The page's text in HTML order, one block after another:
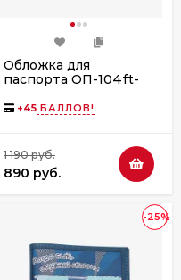
Обложка для
паспорта ОП-104ft-
+45 БАЛЛОВ!
1 190 руб.
890 руб.
-25%